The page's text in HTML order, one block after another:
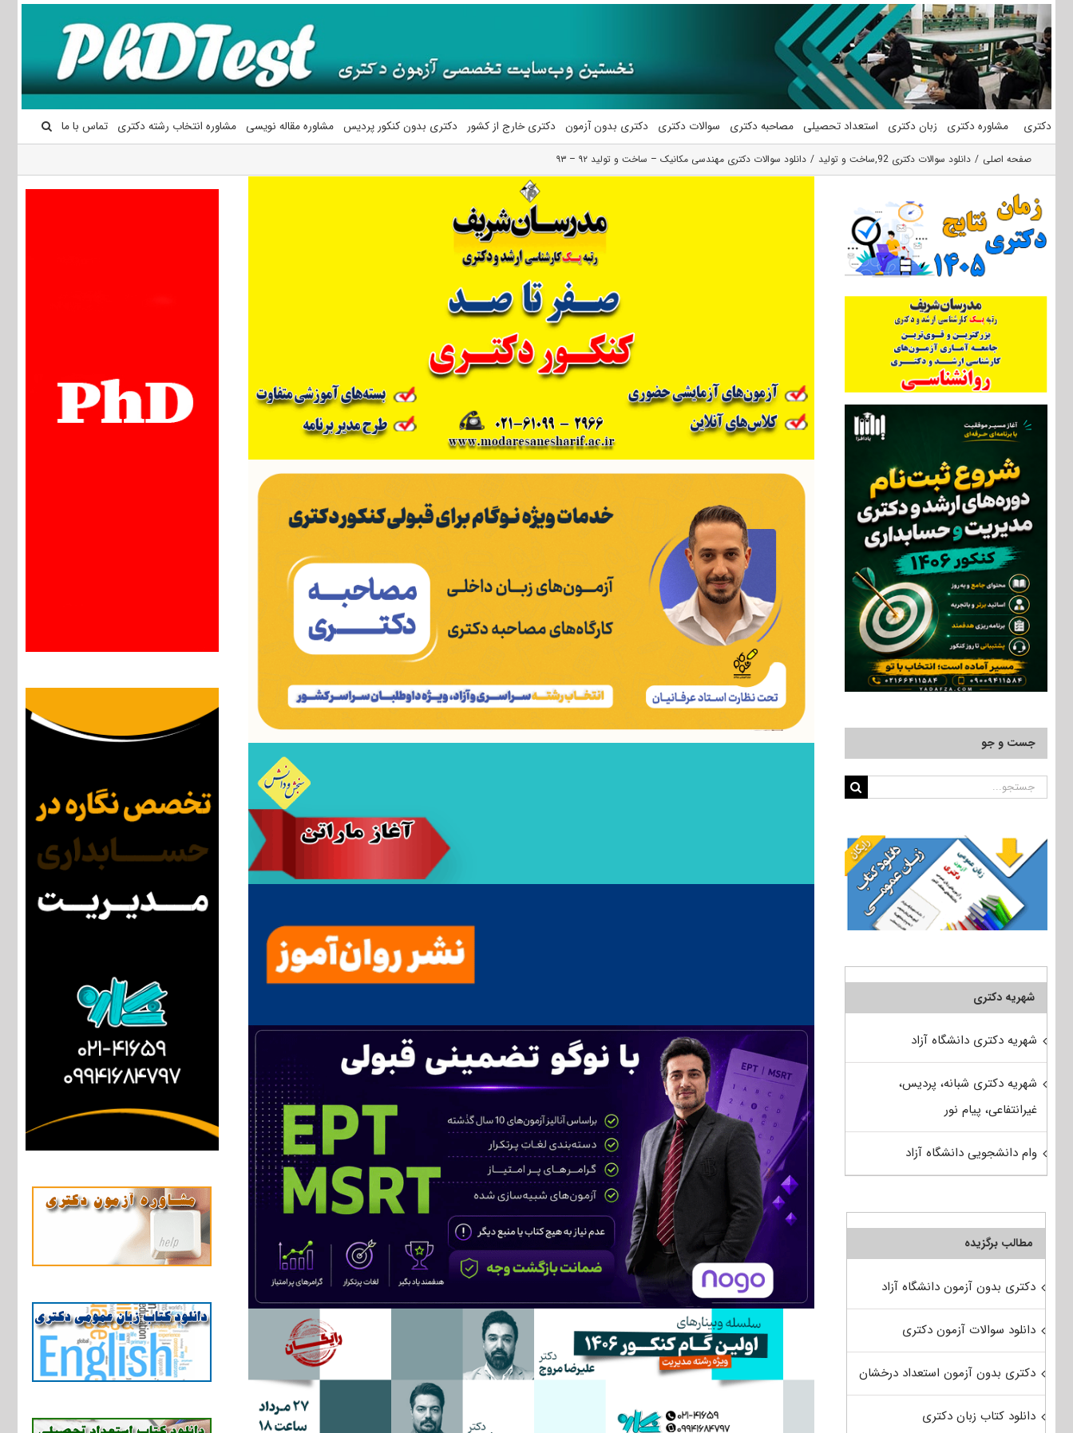
محتوا
دکتری مشاوره دکتری زبان دکتری استعداد تحصیلی مصاحبه دکتری سوالات دکتری دکتری بدون آزمون دکتری خارج از کشور دکتری بدون کنکور پردیس مشاوره مقاله نویسی مشاوره انتخاب رشته دکتری تماس با ما
صفحه اصلی دانلود سوالات دکتری 92 ,ساخت و تولید دانلود سوالات دکتری مهندسی مکانیک – ساخت و تولید ۹۲ – ۹۳
جست و جو
جستجو
شهریه دکتری
شهریه دکتری دانشگاه آزاد
شهریه دکتری شبانه، پردیس،
غیرانتفاعی، پیام نور
وام دانشجویی دانشگاه آزاد
مطالب برگزیده
دکتری بدون آزمون دانشگاه آزاد
دانلود سوالات آزمون دکتری
دکتری بدون آزمون استعداد درخشان
دانلود کتاب زبان دکتری